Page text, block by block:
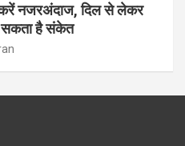
करें नजरअंदाज, दिल से लेकर
सकता है संकेत